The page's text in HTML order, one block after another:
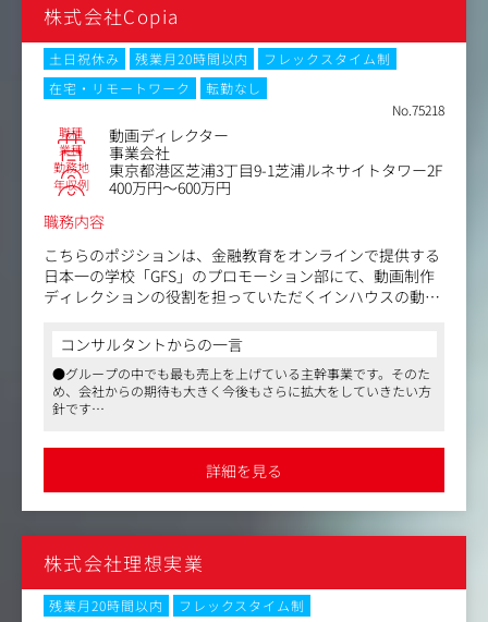
※課内在籍人数：全11名（20代～30代で構成されていま
す）
◆講義動画
講師の投資ノウハウやトレードの方法などを学べる学習コ
ンテンツの制作。初心者でも取り組みやすいような構成に
なるよう、制作をしています。
◆プロモーション動画
教材の購入前にご覧いただく、プロモーション動画の制作
やYoutube広告など、多種多様な動画で教材の魅力を伝え
ていきます。
◆その他の会社用動画
SNSやYouTube向けのコンテンツ動画の制作や、会社紹介
合わせて台本を読み解き、要望に沿った動画を制作しま
す。
＜仕事の流れ＞
集構成の認識を合わせ、チームで制作がスタートします。
・ロケハン（海外のリゾート地で撮影する場合もございま
す）
・機材準備（カメラ、返しのモニター、スイッチャー、音
声、照明など）
・撮影ディレクション
・撮影 など
株式会社Copia
土日祝休み 残業月20時間以内
フレックスタイム制
在宅・リモートワーク
転勤なし
No.75218
職種 動画ディレクター
業種 事業会社
勤務地 東京都港区芝浦3丁目9-1芝浦ルネサイトタワー2F
年収例
400万円～600万円
職務内容
こちらのポジションは、金融教育をオンラインで提供する
日本一の学校「GFS」のプロモーション部にて、動画制作
ディレクションの役割を担っていただくインハウスの動画
事業フェーズは現在、生徒数も右肩上がりで増えており、
業界内では既にNo.1の地位を確立しています。
ですが、まだ日本の金融リテラシーを向上できたとは言え
ない状況です。我々が目指すのは、金融教育の力によって
える社会課題を解決することです。
そのため、業界1位の地位に満足することなく、今後はさ
現在プロモーション部では、WEB広告を中心に、SEO、ア
フィリエイト、インフルエンサー、オフライン広告などを
扱う部署と協力して広告動画を制作することや、獲得した
コンサルタントからの一言
●グループの中でも最も売上を上げている主幹事業です。そのた
め、会社からの期待も大きく今後もさらに拡大をしていきたい方
針です
詳細を見る
株式会社理想実業
残業月20時間以内
フレックスタイム制